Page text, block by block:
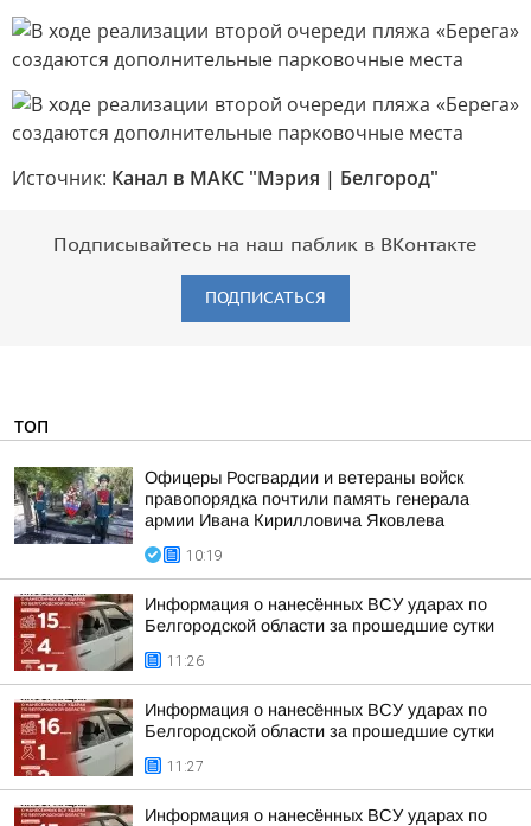
Источник: Канал в МАКС "Мэрия | Белгород"
Подписывайтесь на наш паблик в ВКонтакте
ПОДПИСАТЬСЯ
ТОП
Офицеры Росгвардии и ветераны войск
правопорядка почтили память генерала
армии Ивана Кирилловича Яковлева
10:19
Информация о нанесённых ВСУ ударах по
Белгородской области за прошедшие сутки
11:26
Информация о нанесённых ВСУ ударах по
Белгородской области за прошедшие сутки
11:27
Информация о нанесённых ВСУ ударах по